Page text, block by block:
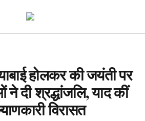
होलकर की जयंती पर
ने दी श्रद्धांजलि, याद कीं
विरासत